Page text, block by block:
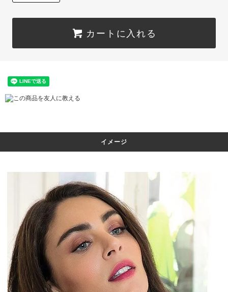
カートに入れる
この商品を友人に教える
イメージ